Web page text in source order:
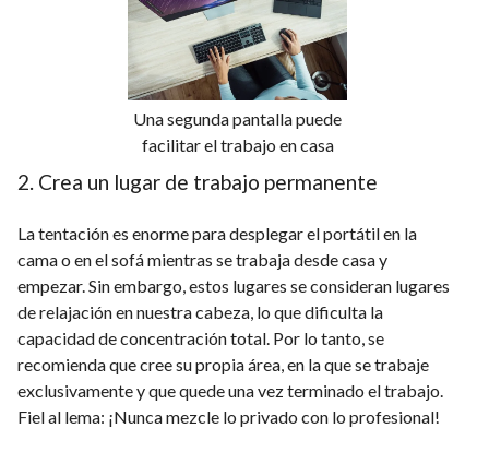
Una segunda pantalla puede
facilitar el trabajo en casa
2. Crea un lugar de trabajo permanente
La tentación es enorme para desplegar el portátil en la
cama o en el sofá mientras se trabaja desde casa y
empezar. Sin embargo, estos lugares se consideran lugares
de relajación en nuestra cabeza, lo que dificulta la
capacidad de concentración total. Por lo tanto, se
recomienda que cree su propia área, en la que se trabaje
exclusivamente y que quede una vez terminado el trabajo.
Fiel al lema: ¡Nunca mezcle lo privado con lo profesional!